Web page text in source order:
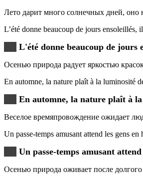
Лето дарит много солнечных дней,
L’été donne beaucoup de jours ensoleillés,
L'été donne beaucoup de jours
Осенью природа радует яркостью
En automne, la nature plaît à la luminosité
En automne, la nature plaît à la
Веселое времяпровождение ожидает
Un passe-temps amusant attend les gens
Un passe-temps amusant
Осенью природа оживает после